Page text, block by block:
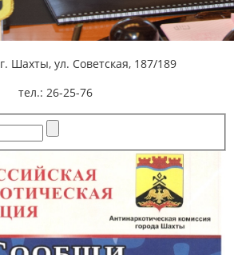
г. Шахты, ул. Советская, 187/189
тел.: 26-25-76